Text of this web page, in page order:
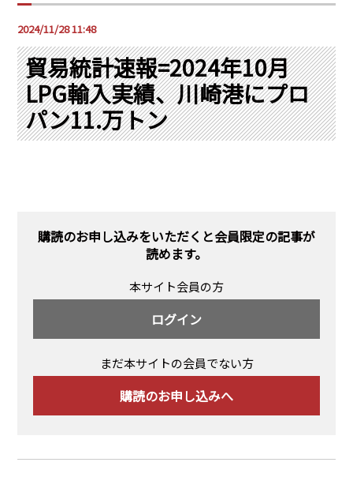
コンサルティング
PRA原則
Q & A
会社概要
お問い合わせ
English Website
瑞姆亜太能源諮問(北京)
Rim Energy Media(韓国語)
2024/11/28 11:48
貿易統計速報=2024年10月
LPG輸入実績、川崎港にプロ
パン11.万トン
購読のお申し込みをいただくと会員限定の記事が
読めます。
本サイト会員の方
ログイン
まだ本サイトの会員でない方
購読のお申し込みへ